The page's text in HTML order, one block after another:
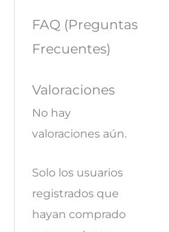
FAQ (Preguntas
Frecuentes)
Valoraciones
No hay
valoraciones aún.
Solo los usuarios
registrados que
hayan comprado